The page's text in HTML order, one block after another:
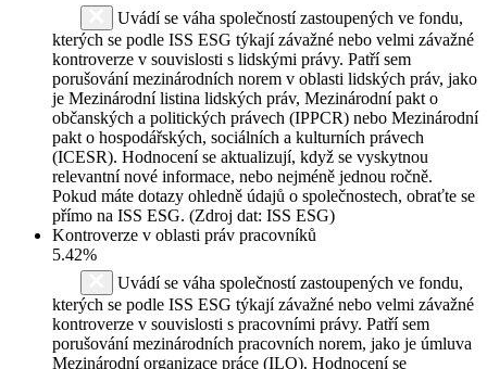
Uvádí se váha společností zastoupených ve fondu,
kterých se podle ISS ESG týkají závažné nebo velmi závažné
kontroverze v souvislosti s lidskými právy. Patří sem
porušování mezinárodních norem v oblasti lidských práv, jako
je Mezinárodní listina lidských práv, Mezinárodní pakt o
občanských a politických právech (IPPCR) nebo Mezinárodní
pakt o hospodářských, sociálních a kulturních právech
(ICESR). Hodnocení se aktualizují, když se vyskytnou
relevantní nové informace, nebo nejméně jednou ročně.
Pokud máte dotazy ohledně údajů o společnostech, obraťte se
přímo na ISS ESG. (Zdroj dat: ISS ESG)
Kontroverze v oblasti práv pracovníků
5.42%
Uvádí se váha společností zastoupených ve fondu,
kterých se podle ISS ESG týkají závažné nebo velmi závažné
kontroverze v souvislosti s pracovními právy. Patří sem
porušování mezinárodních pracovních norem, jako je úmluva
Mezinárodní organizace práce (ILO). Hodnocení se